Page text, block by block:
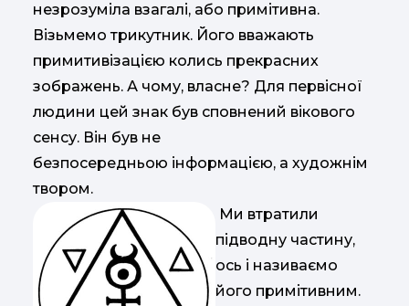
незрозуміла взагалі, або примітивна.
Візьмемо трикутник. Його вважають
примитивізацією колись прекрасних
зображень. А чому, власне? Для первісної
людини цей знак був сповнений вікового
сенсу. Він був не
безпосередньою інформацією, а художнім
твором.
Ми втратили
підводну частину,
ось і називаємо
його примітивним.